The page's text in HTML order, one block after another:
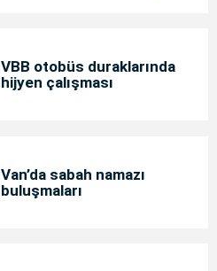
VBB otobüs duraklarında
hijyen çalışması
Van’da sabah namazı
buluşmaları